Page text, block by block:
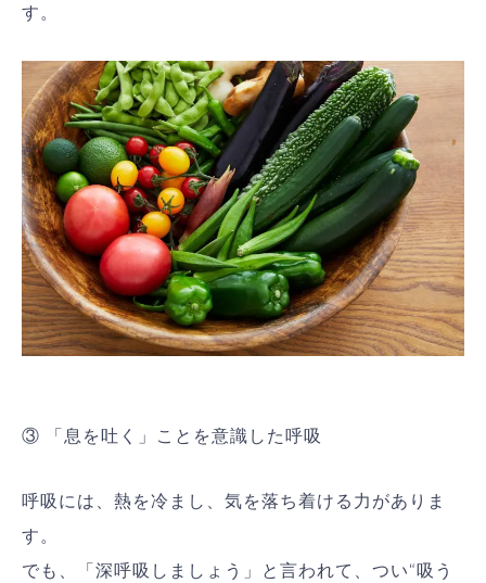
す。
③ 「息を吐く」ことを意識した呼吸
呼吸には、熱を冷まし、気を落ち着ける力がありま
す。
でも、「深呼吸しましょう」と言われて、つい“吸う